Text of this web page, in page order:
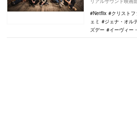
が決…
Netflix
クリストフ
ェミ
ジェナ・オル
ズデー
イーヴィー